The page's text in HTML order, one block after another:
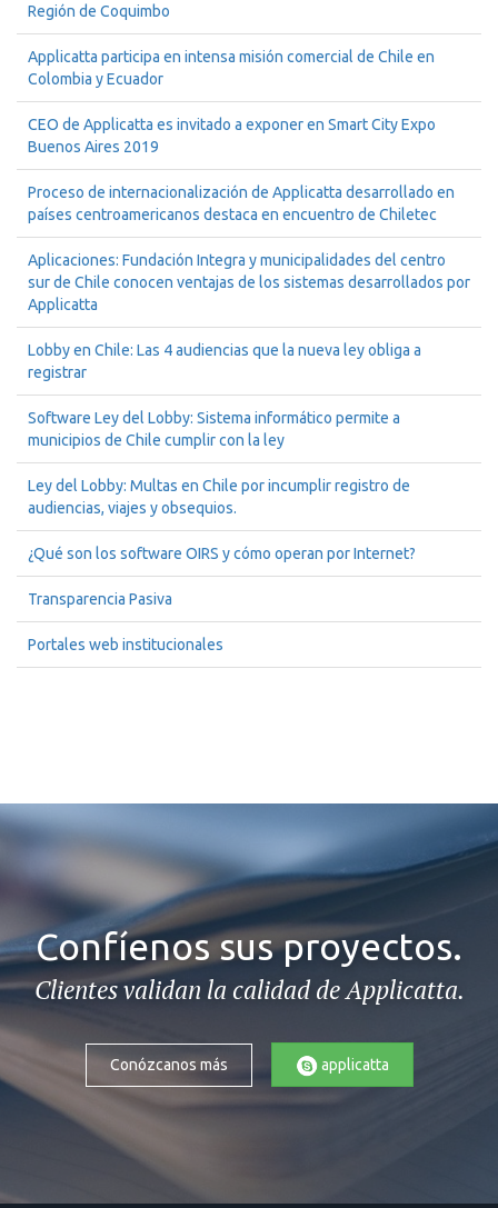
Región de Coquimbo
Applicatta participa en intensa misión comercial de Chile en
Colombia y Ecuador
CEO de Applicatta es invitado a exponer en Smart City Expo
Buenos Aires 2019
Proceso de internacionalización de Applicatta desarrollado en
países centroamericanos destaca en encuentro de Chiletec
Aplicaciones: Fundación Integra y municipalidades del centro
sur de Chile conocen ventajas de los sistemas desarrollados por
Applicatta
Lobby en Chile: Las 4 audiencias que la nueva ley obliga a
registrar
Software Ley del Lobby: Sistema informático permite a
municipios de Chile cumplir con la ley
Ley del Lobby: Multas en Chile por incumplir registro de
audiencias, viajes y obsequios.
¿Qué son los software OIRS y cómo operan por Internet?
Transparencia Pasiva
Portales web institucionales
Confíenos sus proyectos.
Clientes validan la calidad de Applicatta.
Conózcanos más applicatta